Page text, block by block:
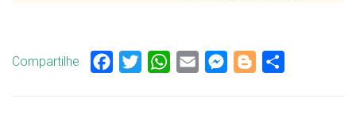
Compartilhe Facebook
TwitterWhatsApp
Email Messenger
Blogger